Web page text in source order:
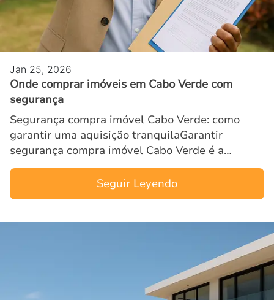
Jan 25, 2026
Onde comprar imóveis em Cabo Verde com
segurança
Segurança compra imóvel Cabo Verde: como
garantir uma aquisição tranquilaGarantir
segurança compra imóvel Cabo Verde é a
principal preocupação dos investidores
internacionais que descobrem o enorme po…
Seguir Leyendo